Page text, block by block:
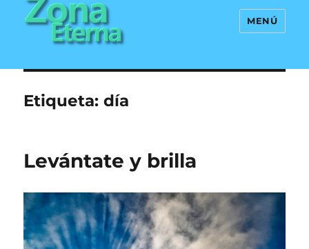
Zona Eterna
MENÚ
Etiqueta:día
Levántate y brilla